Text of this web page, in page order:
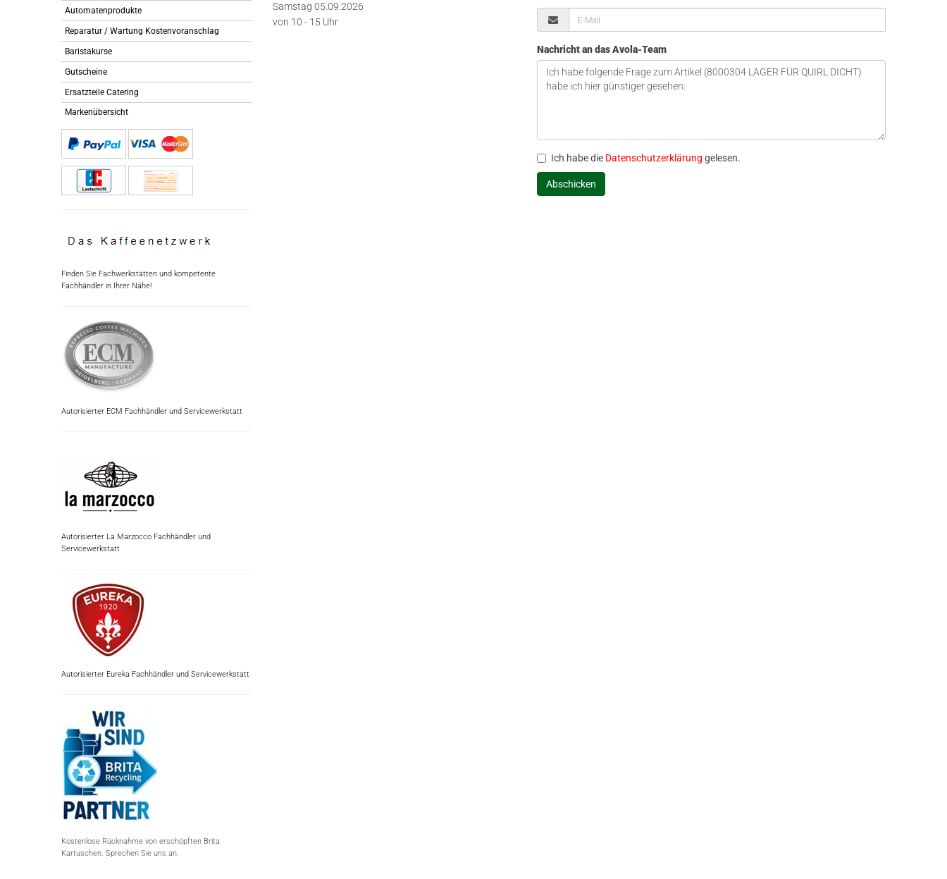
Automatenprodukte
Reparatur / Wartung Kostenvoranschlag
Baristakurse
Gutscheine
Ersatzteile Catering
Markenübersicht
Finden Sie Fachwerkstätten und kompetente
Fachhändler in Ihrer Nähe!
Autorisierter ECM Fachhändler und Servicewerkstatt
Autorisierter La Marzocco Fachhändler und
Servicewerkstatt
Autorisierter Eureka Fachhändler und Servicewerkstatt
Kostenlose Rücknahme von erschöpften Brita
Kartuschen. Sprechen Sie uns an.
Samstag 05.09.2026
von 10 - 15 Uhr
Nachricht an das Avola-Team
Ich habe die Datenschutzerklärung gelesen.